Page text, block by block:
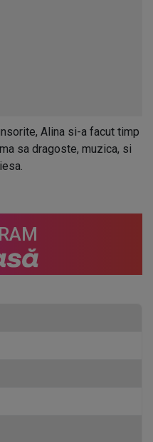
Alina si-a facut timp
sa dragoste, muzica, si